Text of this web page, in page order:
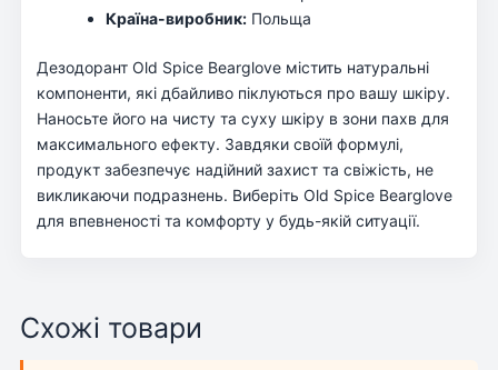
Країна-виробник: Польща
Дезодорант Old Spice Bearglove містить натуральні
компоненти, які дбайливо піклуються про вашу шкіру.
Наносьте його на чисту та суху шкіру в зони пахв для
максимального ефекту. Завдяки своїй формулі,
продукт забезпечує надійний захист та свіжість, не
викликаючи подразнень. Виберіть Old Spice Bearglove
для впевненості та комфорту у будь-якій ситуації.
Схожі товари